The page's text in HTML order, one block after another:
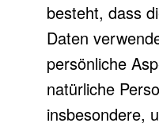
besteht, dass
Daten
persönliche
natürliche
insbesondere,